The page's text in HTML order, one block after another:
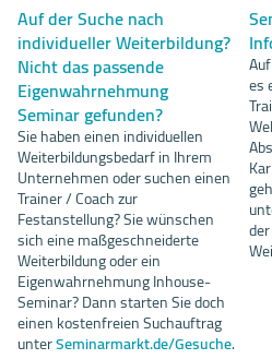
Auf der Suche nach
individueller Weiterbildung?
Nicht das passende
Eigenwahrnehmung
Seminar gefunden?
Sie haben einen individuellen
Weiterbildungsbedarf in Ihrem
Unternehmen oder suchen einen
Trainer / Coach zur
Festanstellung? Sie wünschen
sich eine maßgeschneiderte
Weiterbildung oder ein
Eigenwahrnehmung Inhouse-
Seminar? Dann starten Sie doch
einen kostenfreien Suchauftrag
unterSeminarmarkt.de/Gesuche.
es